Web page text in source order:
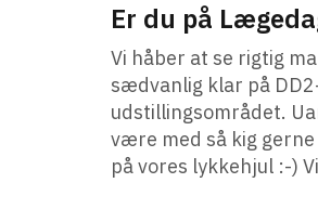
Er du på
Vi håber at se rigtig
sædvanlig klar på
udstillingsområdet.
være med så kig
på vores lykkehjul :-)